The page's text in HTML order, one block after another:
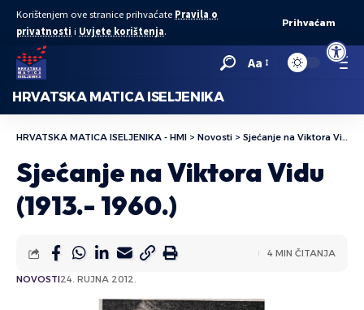
Open
Korištenjem ove stranice prihvaćate Pravila o
privatnosti i Uvjete korištenja.
Prihvaćam
Aa
HRVATSKA MATICA ISELJENIKA
HRVATSKA MATICA ISELJENIKA - HMI > Novosti > Sjećanje na Viktora Vidu (1913.- 1960.)
Sjećanje na Viktora Vidu
(1913.- 1960.)
NOVOSTI24. RUJNA 2012.
4 MIN ČITANJA